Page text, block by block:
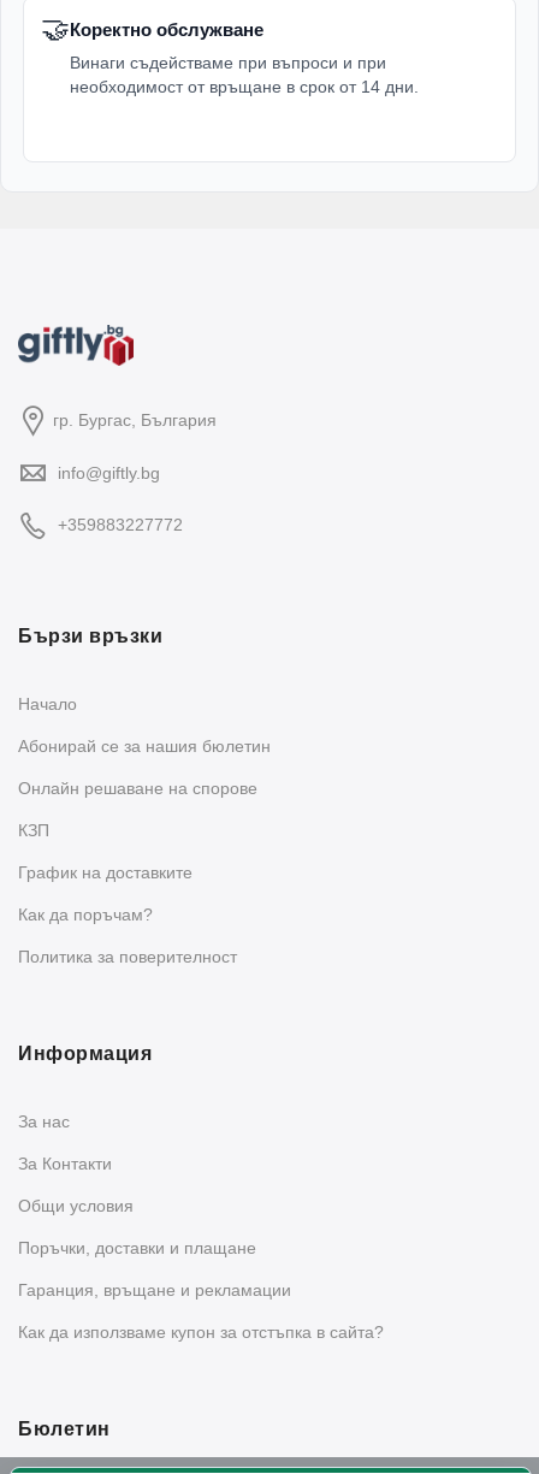
🤝Коректно обслужване
Винаги съдействаме при въпроси и при
необходимост от връщане в срок от 14 дни.
гр. Бургас, България
info@giftly.bg
+359883227772
Бързи връзки
Начало
Абонирай се за нашия бюлетин
Oнлайн решаване на спорове
КЗП
График на доставките
Как да поръчам?
Политика за поверителност
Информация
За нас
За Контакти
Общи условия
Поръчки, доставки и плащане
Гаранция, връщане и рекламации
Как да използваме купон за отстъпка в сайта?
Бюлетин